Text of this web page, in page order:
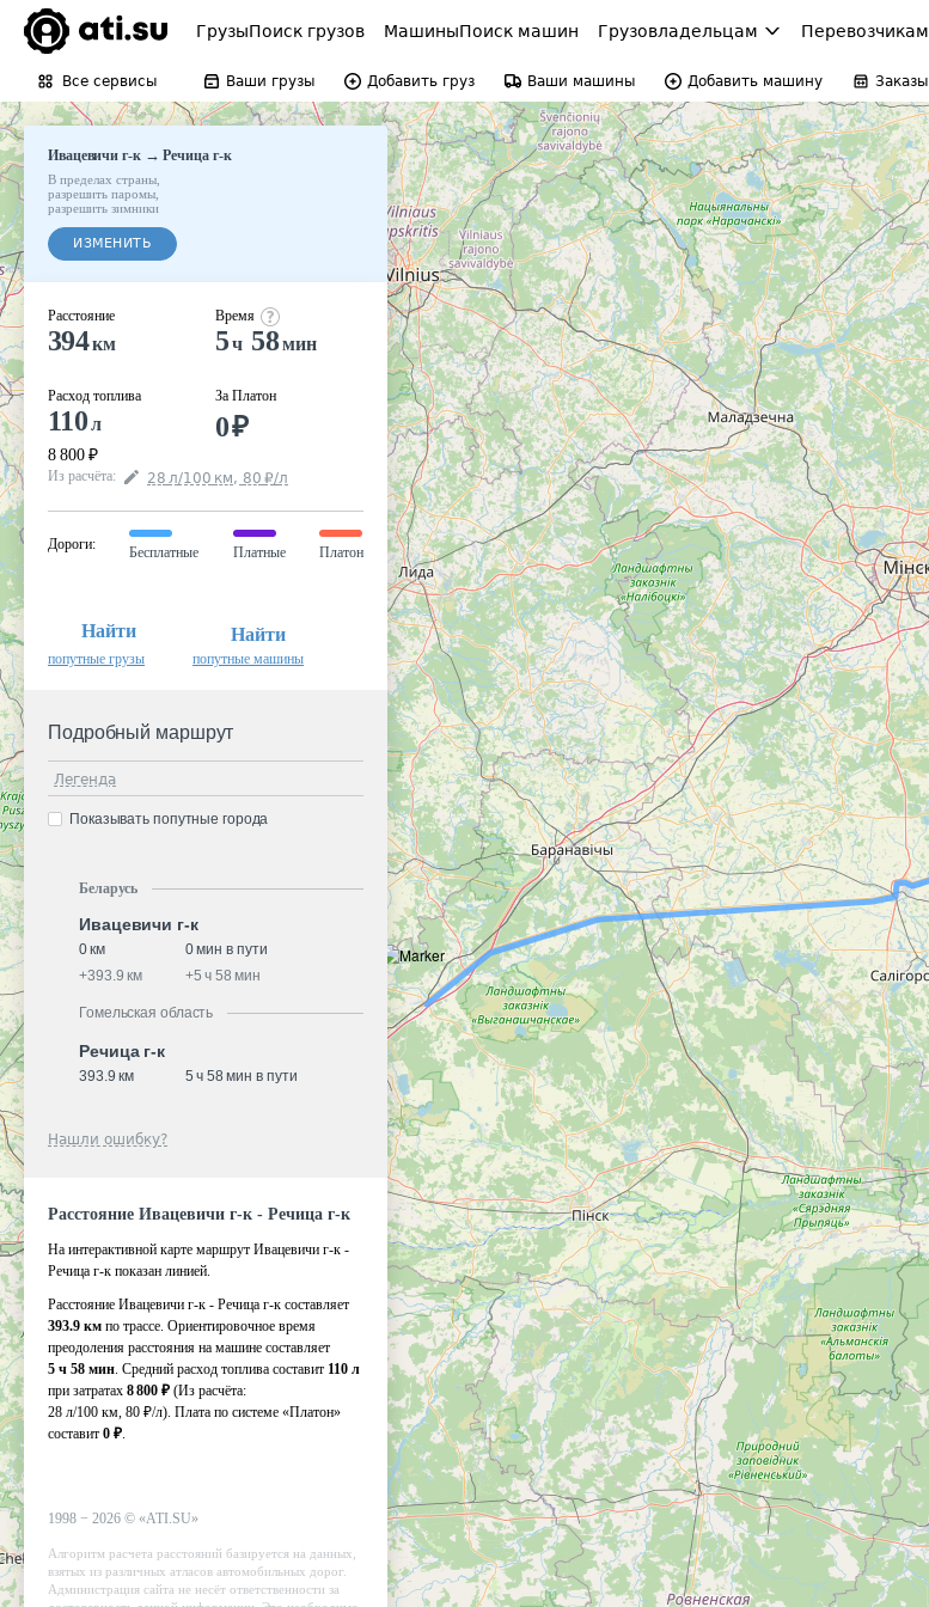
ГрузыПоиск грузов МашиныПоиск машин Грузовладельцам Перевозчикам
Все сервисы Ваши грузы Добавить груз Ваши машины Добавить машину Заказы
Ивацевичи г-к→Речица г-к
В пределах страны
разрешить паромы
разрешить зимники
ИЗМЕНИТЬ
Расстояние
394км
Расход топлива
110л
8 800 ₽
Время
5 ч 58мин
За Платон
0₽
Из расчёта: 28 л/100 км, 80 ₽/л
Дороги:
Бесплатные Платные Платон
Найти
попутные грузы
Найти
попутные машины
Подробный маршрут
Легенда
Показывать попутные города
Беларусь
Ивацевичи г-к
0 км
0 мин в пути
+393.9 км +5 ч 58 мин
Гомельская область
Речица г-к
393.9 км 5 ч 58 мин в пути
Нашли ошибку?
Расстояние Ивацевичи г-к - Речица г-к
На интерактивной карте маршрут Ивацевичи г-к -
Речица г-к показан линией.
Расстояние Ивацевичи г-к - Речица г-к составляет
393.9 км по трассе. Ориентировочное время
преодоления расстояния на машине составляет
5 ч 58 мин. Средний расход топлива составит 110 л
при затратах 8 800 ₽ (Из расчёта:
28 л/100 км, 80 ₽/л). Плата по системе «Платон»
составит 0 ₽.
1998 − 2026 © «ATI.SU»
Алгоритм расчета расстояний базируется на данных,
взятых из различных атласов автомобильных дорог.
Администрация сайта не несёт ответственности за